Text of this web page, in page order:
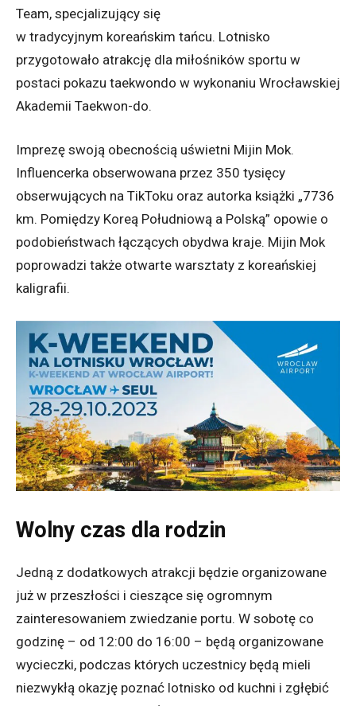
Team, specjalizujący się
w tradycyjnym koreańskim tańcu. Lotnisko
przygotowało atrakcję dla miłośników sportu w
postaci pokazu taekwondo w wykonaniu Wrocławskiej
Akademii Taekwon-do.
Imprezę swoją obecnością uświetni Mijin Mok.
Influencerka obserwowana przez 350 tysięcy
obserwujących na TikToku oraz autorka książki „7736
km. Pomiędzy Koreą Południową a Polską” opowie o
podobieństwach łączących obydwa kraje. Mijin Mok
poprowadzi także otwarte warsztaty z koreańskiej
kaligrafii.
Wolny czas dla rodzin
Jedną z dodatkowych atrakcji będzie organizowane
już w przeszłości i cieszące się ogromnym
zainteresowaniem zwiedzanie portu. W sobotę co
godzinę – od 12:00 do 16:00 – będą organizowane
wycieczki, podczas których uczestnicy będą mieli
niezwykłą okazję poznać lotnisko od kuchni i zgłębić